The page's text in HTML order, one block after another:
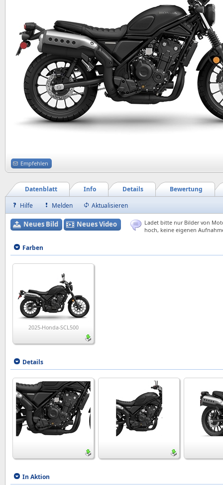
Empfehlen
Bewertung
Details
Info
Datenblatt
Hilfe
Melden Aktualisieren
Neues Bild Neues Video
Ladet bitte nur Bilder von
hoch, keine eigenen
Farben
2025-Honda-SCL500
Details
In Aktion